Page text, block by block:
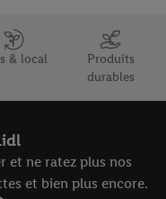
de Lidl Luxembourg
& local
Produits
durables
et ne ratez plus nos
et bien plus encore.